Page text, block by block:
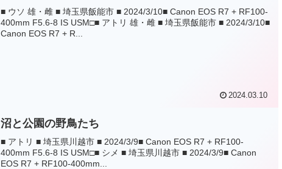
■ ウソ 雄・雌 ■ 埼玉県飯能市 ■ 2024/3/10■ Canon EOS R7 + RF100-
400mm F5.6-8 IS USM□■ アトリ 雄・雌 ■ 埼玉県飯能市 ■ 2024/3/10■
Canon EOS R7 + R...
2024.03.10
沼と公園の野鳥たち
■ アトリ ■ 埼玉県川越市 ■ 2024/3/9■ Canon EOS R7 + RF100-
400mm F5.6-8 IS USM□■ シメ ■ 埼玉県川越市 ■ 2024/3/9■ Canon
EOS R7 + RF100-400mm...